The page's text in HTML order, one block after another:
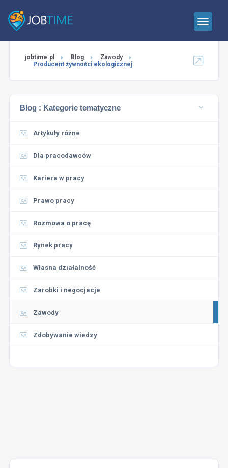
jobtime.pl Blog
Zawody
Producent żywności ekologicznej
Blog : Kategorie tematyczne
Artykuły różne
Dla pracodawców
Kariera w pracy
Prawo pracy
Rozmowa o pracę
Rynek pracy
Własna działalność
Zarobki i negocjacje
Zawody
Zdobywanie wiedzy